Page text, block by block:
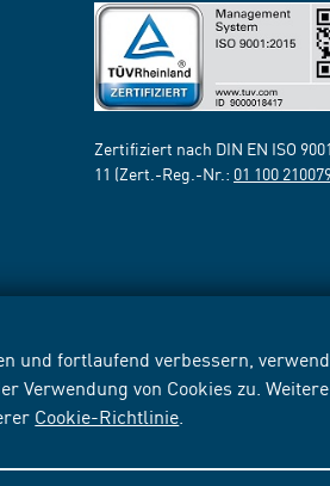
und fortlaufend verbessern,
Verwendung von Cookies zu.
Cookie-Richtlinie
Zertifiziert nach DIN EN ISO
11 (Zert.-Reg.-Nr.: 01 100